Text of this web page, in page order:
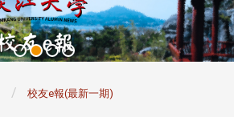
校友e報(最新一期)